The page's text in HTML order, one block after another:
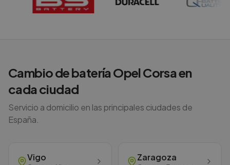
Cambio de bateríaOpelCorsaen
cada ciudad
Servicio a domicilio en las principales ciudades de
España.
Vigo Zaragoza